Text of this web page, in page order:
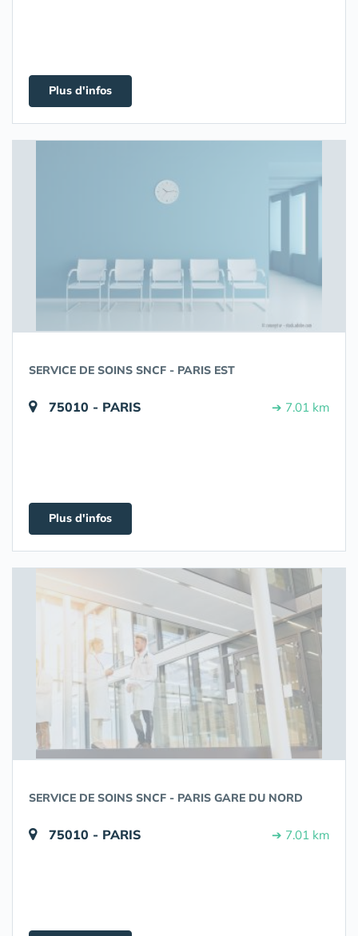
Plus d'infos
SERVICE DE SOINS SNCF - PARIS EST
75010 - PARIS ➔ 7.01 km
Plus d'infos
SERVICE DE SOINS SNCF - PARIS GARE DU NORD
75010 - PARIS ➔ 7.01 km